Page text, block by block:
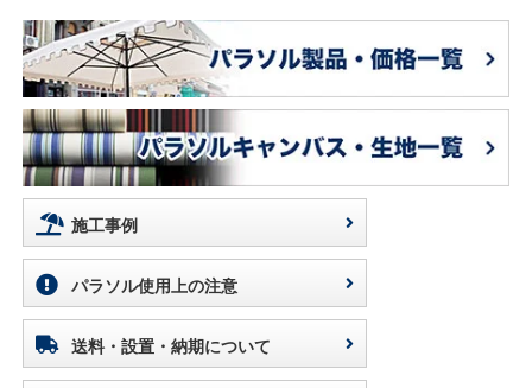
施工事例
パラソル使用上の注意
送料・設置・納期について